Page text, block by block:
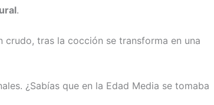
.
crudo, tras la cocción se transforma en una
¿Sabías que en la Edad Media se tomaba